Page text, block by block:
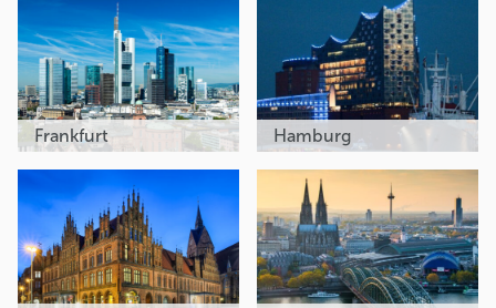
Frankfurt Hamburg